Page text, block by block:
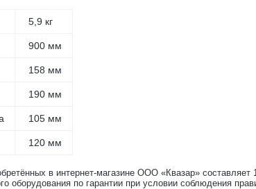
5,9 кг
900 мм
158 мм
190 мм
105 мм
120 мм
в интернет-магазине ООО «Квазар»
оборудования по гарантии при условии соблюдения